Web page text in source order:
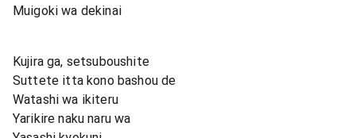
Muigoki wa dekinai
Kujira ga, setsuboushite
Suttete itta kono bashou de
Watashi wa ikiteru
Yarikire naku naru wa